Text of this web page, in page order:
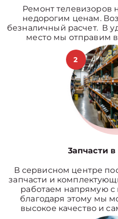
Ремонт телевизоров
недорогим ценам.
безналичный расчет. В
место мы отправим
2
3апчасти
В сервисном центре
запчасти и
работаем напрямую
благодаря этому мы
высокое качество и